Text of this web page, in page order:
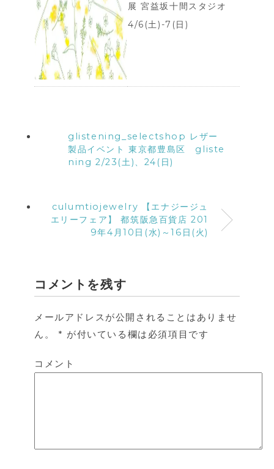
展 宮益坂十間スタジオ
4/6(土)-7(日)
glistening_selectshop レザー
製品イベント 東京都豊島区 gliste
ning 2/23(土)、24(日)
culumtiojewelry 【エナジージュ
エリーフェア】 都筑阪急百貨店 201
9年4月10日(水)～16日(火)
コメントを残す
メールアドレスが公開されることはありませ
ん。
* が付いている欄は必須項目です
コメント